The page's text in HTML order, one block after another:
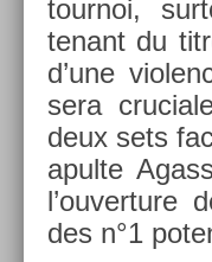
tour­noi,
tenant du
d’une
sera
deux sets
apul­te
l’ouver­ture
des n°1